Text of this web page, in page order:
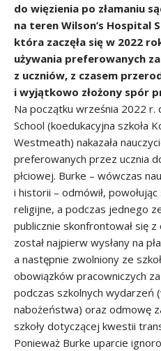
do więzienia po złamaniu
na teren Wilson’s Hospital
która zaczęła się w 2022
używania preferowanych
z uczniów, z czasem
i wyjątkowo złożony spór
Na początku września 2022 r.
School (koedukacyjna szkoła
Westmeath) nakazała
preferowanych przez ucznia
płciowej. Burke – wówczas
i historii – odmówił,
religijne, a podczas jednego
publicznie skonfrontował się
został najpierw wysłany na
a następnie zwolniony ze
obowiązków pracowniczych
podczas szkolnych wydarzeń
nabożeństwa) oraz odmowę
szkoły dotyczącej kwestii
Ponieważ Burke uparcie